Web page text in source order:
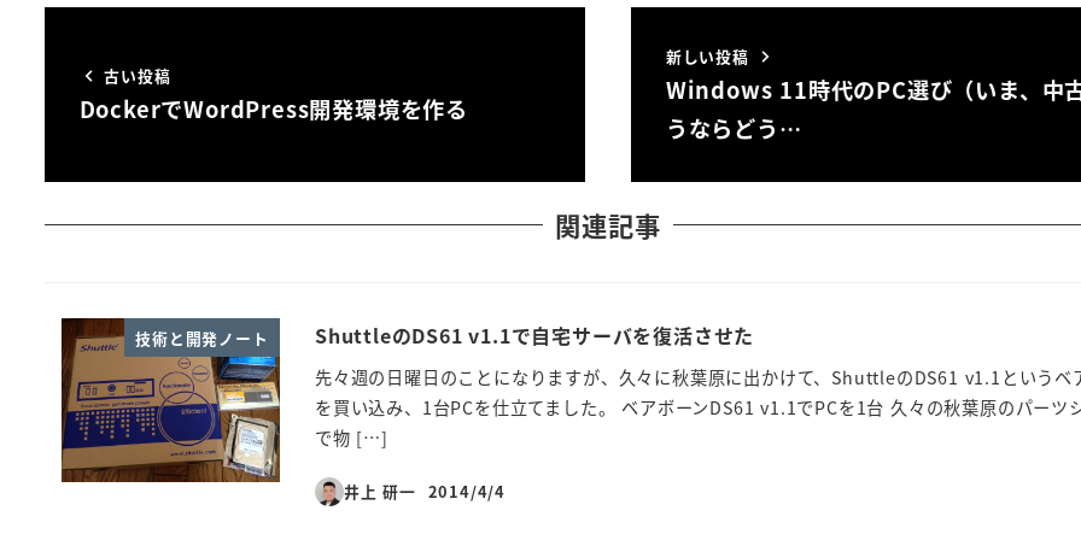
古い投稿
DockerでWordPress開発環境を作る
新しい投稿
Windows 11時代のPC選び（いま、中
うならどう…
関連記事
技術と開発ノート ShuttleのDS61 v1.1で自宅サーバを復活させた
先々週の日曜日のことになりますが、久々に秋葉原に出かけて、ShuttleのDS61 v1.1というベ
を買い込み、1台PCを仕立てました。 ベアボーンDS61 v1.1でPCを1台 久々の秋葉原のパーツ
で物 […]
井上 研一
投稿日
2014/4/4